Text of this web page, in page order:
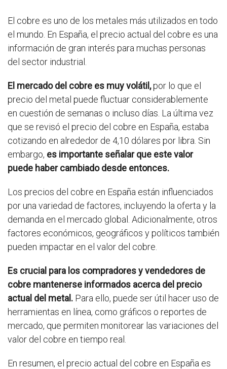
El cobre es uno de los metales más utilizados en todo
el mundo. En España, el precio actual del cobre es una
información de gran interés para muchas personas
del sector industrial.
El mercado del cobre es muy volátil,por lo que el
precio del metal puede fluctuar considerablemente
en cuestión de semanas o incluso días. La última vez
que se revisó el precio del cobre en España, estaba
cotizando en alrededor de 4,10 dólares por libra. Sin
embargo, es importante señalar que este valor
puede haber cambiado desde entonces.
Los precios del cobre en España están influenciados
por una variedad de factores, incluyendo la oferta y la
demanda en el mercado global. Adicionalmente, otros
factores económicos, geográficos y políticos también
pueden impactar en el valor del cobre.
Es crucial para los compradores y vendedores de
cobre mantenerse informados acerca del precio
actual del metal. Para ello, puede ser útil hacer uso de
herramientas en línea, como gráficos o reportes de
mercado, que permiten monitorear las variaciones del
valor del cobre en tiempo real.
En resumen, el precio actual del cobre en España es